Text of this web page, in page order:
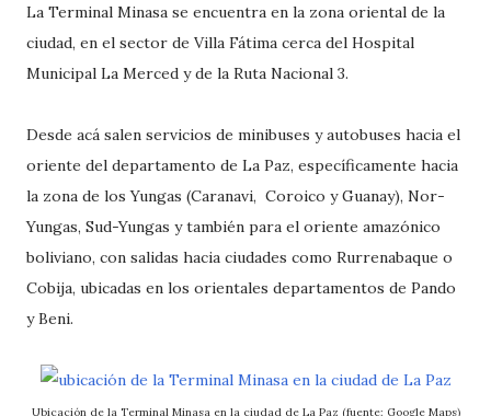
La Terminal Minasa se encuentra en la zona oriental de la
ciudad, en el sector de Villa Fátima cerca del Hospital
Municipal La Merced y de la Ruta Nacional 3.
Desde acá salen servicios de minibuses y autobuses hacia el
oriente del departamento de La Paz, específicamente hacia
la zona de los Yungas (Caranavi, Coroico y Guanay), Nor-
Yungas, Sud-Yungas y también para el oriente amazónico
boliviano, con salidas hacia ciudades como Rurrenabaque o
Cobija, ubicadas en los orientales departamentos de Pando
y Beni.
Ubicación de la Terminal Minasa en la ciudad de La Paz (fuente: Google Maps)